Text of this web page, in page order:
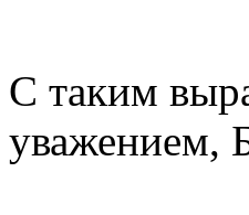
С таким
уважением,